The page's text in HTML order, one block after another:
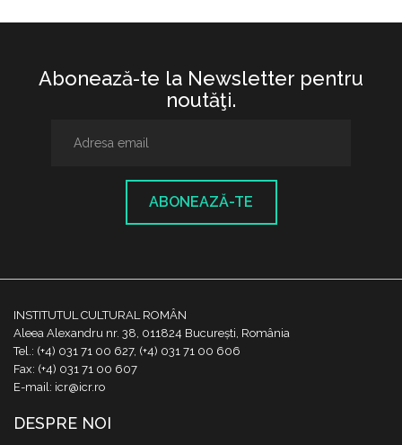
Abonează-te la Newsletter pentru
noutăţi.
ABONEAZĂ-TE
INSTITUTUL CULTURAL ROMÂN
Aleea Alexandru nr. 38, 011824 București, România
Tel.: (+4) 031 71 00 627, (+4) 031 71 00 606
Fax: (+4) 031 71 00 607
E-mail: icr@icr.ro
DESPRE NOI